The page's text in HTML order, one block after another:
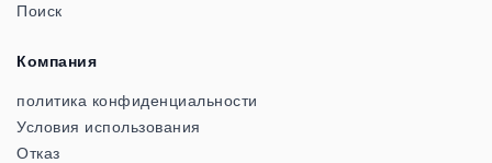
Поиск
Компания
политика конфиденциальности
Условия использования
Отказ